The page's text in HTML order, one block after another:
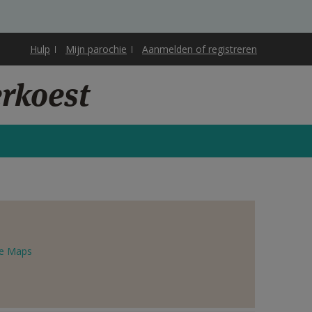
Hulp Mijn parochie Aanmelden of registreren
Maps